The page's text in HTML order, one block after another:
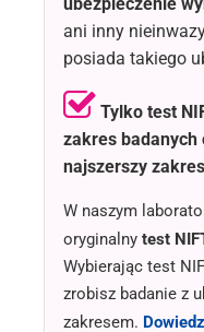
ubezpieczenie
ani inny
posiada takiego
Tylko test
zakres badanych
najszerszy
W naszym
oryginalny test
Wybierając test
zrobisz badanie z
zakresem.